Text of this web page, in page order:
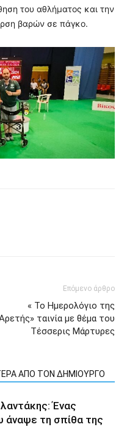
του αθλήματος και την
βαρών σε πάγκο.
Επόμενο άρθρο
« Το Ημερολόγιο της
ταινία με θέμα του
Τέσσερις Μάρτυρες
ΑΠΟ ΤΟΝ ΔΗΜΙΟΥΡΓΟ
Ένας
άναψε τη σπίθα της